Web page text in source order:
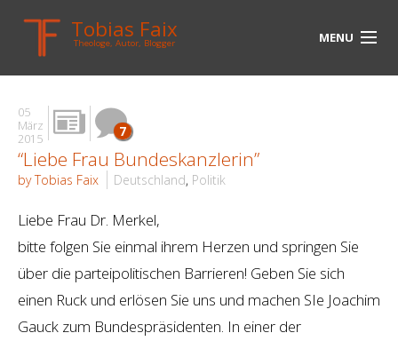
Tobias Faix
Theologe, Autor, Blogger MENU
HOME
BLOG
BIOGRAPHIE
MEDIEN
05
März
2015
7
“Liebe Frau Bundeskanzlerin”
by Tobias Faix Deutschland, Politik
Liebe Frau Dr. Merkel,
bitte folgen Sie einmal ihrem Herzen und springen Sie
über die parteipolitischen Barrieren! Geben Sie sich
einen Ruck und erlösen Sie uns und machen SIe Joachim
Gauck zum Bundespräsidenten. In einer der